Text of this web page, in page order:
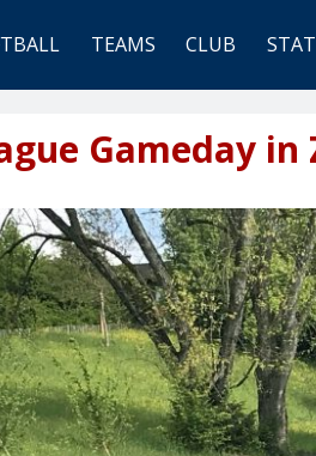
TEAMS CLUB
Gameday in